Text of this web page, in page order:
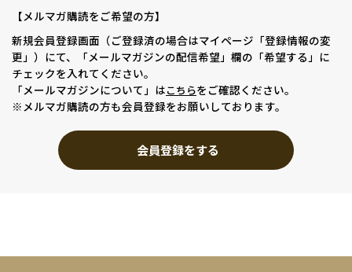
【メルマガ購読をご希望の方】
新規会員登録画面（ご登録済の場合はマイページ「登録情報の変
更」）にて、「メールマガジンの配信希望」欄の「希望する」に
チェックを入れてください。
「メールマガジンについて」はこちらをご確認ください。
※メルマガ購読の方も会員登録をお願いしております。
会員登録をする